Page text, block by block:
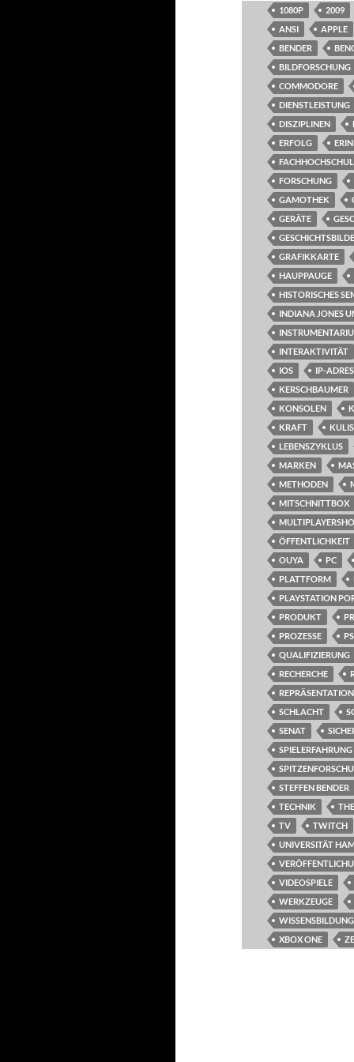
1080P 2009
ANSI
APPLE
BENDER
BILDFORSCHUNG
COMMODORE
DIENSTLEISTUNG
DISZIPLINEN
ERFOLG
FORSCHUNG
GAMOTHEK
GERÄTE
GRAFIKKARTE
HAUPPAUGE
HISTORISCHES
INDIANA JONES
INTERAKTIVITÄT
IOS
IP-
KERSCHBAUMER
KONSOLEN
KRAFT
LEBENSZYKLUS
MARKEN
METHODEN
MITSCHNITTBOX
ÖFFENTLICHKEIT
OUYA
PC
PLATTFORM
PLAYSTATION
PRODUKT
PROZESSE
QUALIFIZIERUNG
RECHERCHE
REPRÄSENTATION
SCHLACHT
SENAT
SPIELERFAHRUNG
STEFFEN BENDER
TECHNIK
TV
TWITCH
UNIVERSITÄT
VIDEOSPIELE
WERKZEUGE
WISSENSBILDUNG
XBOX ONE